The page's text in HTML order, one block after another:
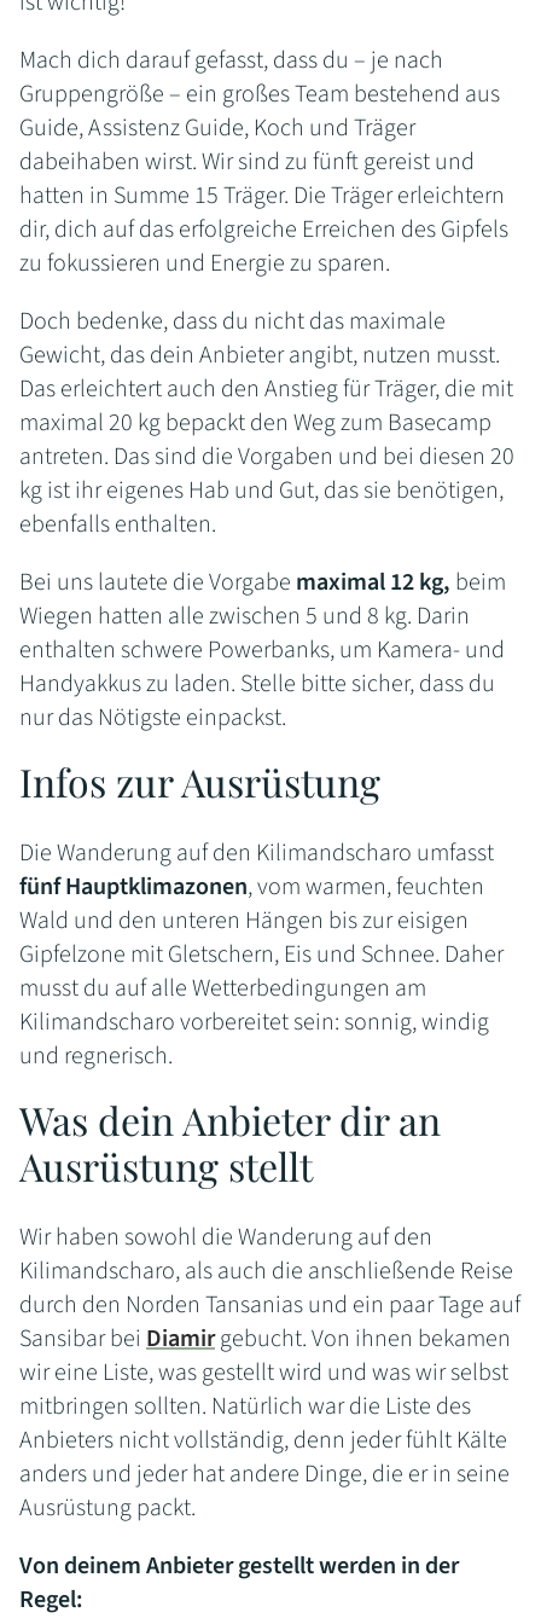
Mach dich darauf gefasst, dass du – je nach
Gruppengröße – ein großes Team bestehend aus
Guide, Assistenz Guide, Koch und Träger
dabeihaben wirst. Wir sind zu fünft gereist und
hatten in Summe 15 Träger. Die Träger erleichtern
dir, dich auf das erfolgreiche Erreichen des Gipfels
zu fokussieren und Energie zu sparen.
Doch bedenke, dass du nicht das maximale
Gewicht, das dein Anbieter angibt, nutzen musst.
Das erleichtert auch den Anstieg für Träger, die mit
maximal 20 kg bepackt den Weg zum Basecamp
antreten. Das sind die Vorgaben und bei diesen 20
kg ist ihr eigenes Hab und Gut, das sie benötigen,
ebenfalls enthalten.
Bei uns lautete die Vorgabe maximal 12 kg, beim
Wiegen hatten alle zwischen 5 und 8 kg. Darin
enthalten schwere Powerbanks, um Kamera- und
Handyakkus zu laden. Stelle bitte sicher, dass du
nur das Nötigste einpackst.
Infos zur Ausrüstung
Die Wanderung auf den Kilimandscharo umfasst
fünf Hauptklimazonen, vom warmen, feuchten
Wald und den unteren Hängen bis zur eisigen
Gipfelzone mit Gletschern, Eis und Schnee. Daher
musst du auf alle Wetterbedingungen am
Kilimandscharo vorbereitet sein: sonnig, windig
und regnerisch.
Was dein Anbieter dir an
Ausrüstung stellt
Wir haben sowohl die Wanderung auf den
Kilimandscharo, als auch die anschließende Reise
durch den Norden Tansanias und ein paar Tage auf
Sansibar bei Diamirgebucht. Von ihnen bekamen
wir eine Liste, was gestellt wird und was wir selbst
mitbringen sollten. Natürlich war die Liste des
Anbieters nicht vollständig, denn jeder fühlt Kälte
anders und jeder hat andere Dinge, die er in seine
Ausrüstung packt.
Von deinem Anbieter gestellt werden in der
Regel: